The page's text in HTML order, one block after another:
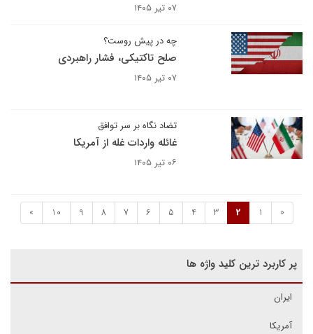
۰۷ تیر ۱۴۰۵
چه در پیش روست؟
صلح تاکتیکی، فشار راهبردی
۰۷ تیر ۱۴۰۵
تضاد نگاه بر سر توافق
غائله واردات غله از آمریکا
۰۶ تیر ۱۴۰۵
«
1
2
3
4
5
6
7
8
9
10
»
پر کاربرد ترین کلید واژه ها
ایران
آمریکا